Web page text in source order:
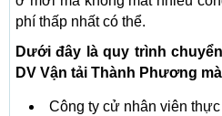
phí thấp nhất có thể.
Dưới đây là quy trình
DV Vận tải Thành Phương
Công ty cử nhân viên